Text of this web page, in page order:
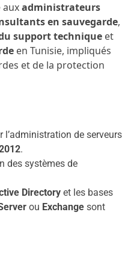
auxadministrateurs
en sauvegarde,
support technique et
en Tunisie, impliqués
et de la protection
l’administration de serveurs
.
des systèmes de
Directory et les bases
ou Exchange sont